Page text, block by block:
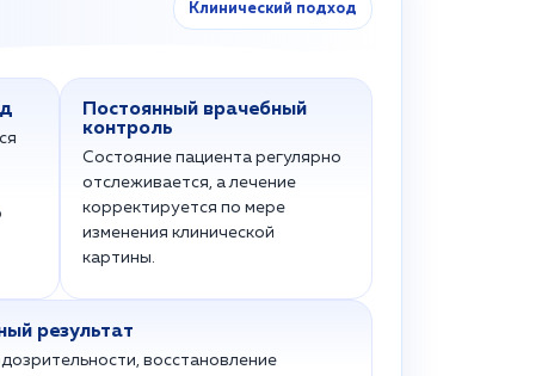
Клинический подход
Постоянный врачебный
контроль
Состояние пациента регулярно
отслеживается, а лечение
корректируется по мере
изменения клинической
картины.
результат
восстановление